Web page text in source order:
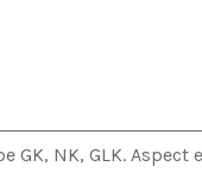
GK, NK, GLK.